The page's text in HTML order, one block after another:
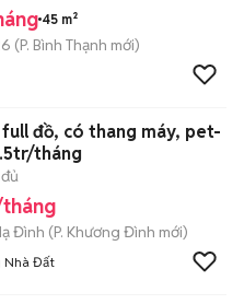
45 m²
(P. Bình Thạnh mới)
đồ, có thang máy, pet-
tháng
Đình (P. Khương Đình mới)
Nhà Đất